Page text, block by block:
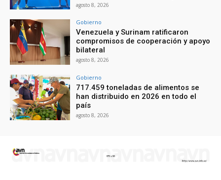
agosto 8, 2026
Gobierno
Venezuela y Surinam ratificaron
compromisos de cooperación y apoyo
bilateral
agosto 8, 2026
Gobierno
717.459 toneladas de alimentos se
han distribuido en 2026 en todo el
país
agosto 8, 2026